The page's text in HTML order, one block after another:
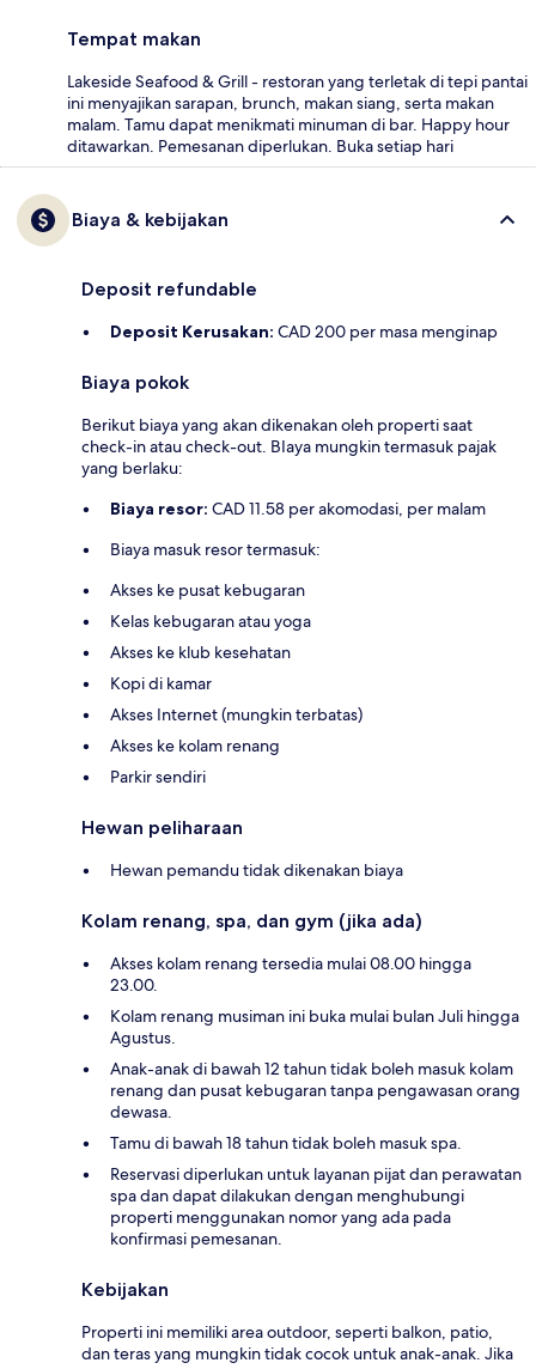
Tempat makan
Lakeside Seafood & Grill - restoran yang terletak di tepi pantai
ini menyajikan sarapan, brunch, makan siang, serta makan
malam. Tamu dapat menikmati minuman di bar. Happy hour
ditawarkan. Pemesanan diperlukan. Buka setiap hari
Biaya & kebijakan
Deposit refundable
Deposit Kerusakan: CAD 200 per masa menginap
Biaya pokok
Berikut biaya yang akan dikenakan oleh properti saat
check-in atau check-out. BIaya mungkin termasuk pajak
yang berlaku:
Biaya resor: CAD 11.58 per akomodasi, per malam
Biaya masuk resor termasuk:
Akses ke pusat kebugaran
Kelas kebugaran atau yoga
Akses ke klub kesehatan
Kopi di kamar
Akses Internet (mungkin terbatas)
Akses ke kolam renang
Parkir sendiri
Hewan peliharaan
Hewan pemandu tidak dikenakan biaya
Kolam renang, spa, dan gym (jika ada)
Akses kolam renang tersedia mulai 08.00 hingga
23.00.
Kolam renang musiman ini buka mulai bulan Juli hingga
Agustus.
Anak-anak di bawah 12 tahun tidak boleh masuk kolam
renang dan pusat kebugaran tanpa pengawasan orang
dewasa.
Tamu di bawah 18 tahun tidak boleh masuk spa.
Reservasi diperlukan untuk layanan pijat dan perawatan
spa dan dapat dilakukan dengan menghubungi
properti menggunakan nomor yang ada pada
konfirmasi pemesanan.
Kebijakan
Properti ini memiliki area outdoor, seperti balkon, patio,
dan teras yang mungkin tidak cocok untuk anak-anak. Jika